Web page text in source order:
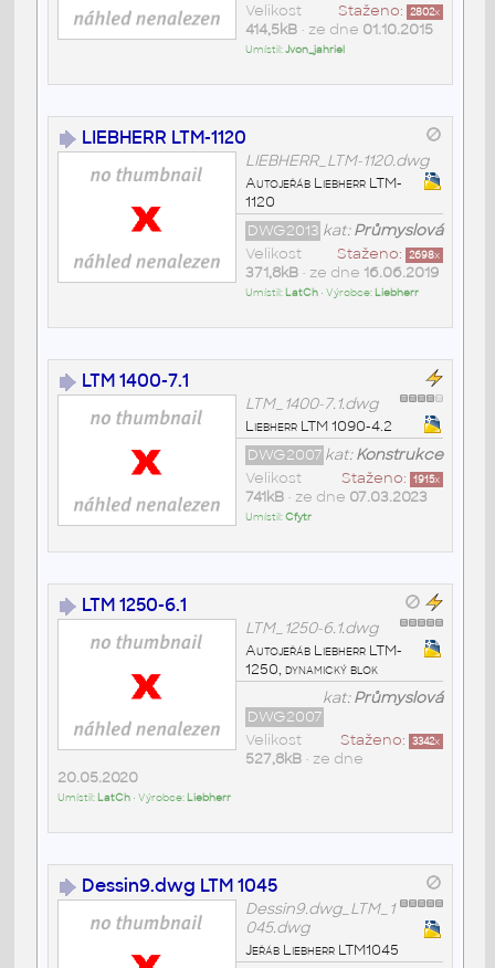
Staženo: 2802x
Velikost
414,5kB• ze dne 01.10.2015
Umístil:Jvon_jahriel
LIEBHERR LTM-1120
LIEBHERR_LTM-1120.dwg
Autojeřáb Liebherr LTM-
1120
kat:Průmyslová
DWG2013
Staženo: 2698x
Velikost
371,8kB• ze dne 16.06.2019
Umístil: LatCh• Výrobce: Liebherr
LTM 1400-7.1
LTM_1400-7.1.dwg
Liebherr LTM 1090-4.2
kat:Konstrukce
DWG2007
Staženo: 1915x
Velikost
741kB• ze dne 07.03.2023
Umístil:Cfytr
LTM 1250-6.1
LTM_1250-6.1.dwg
Autojeřáb Liebherr LTM-
1250, dynamický blok
kat:Průmyslová
DWG2007
Staženo: 3342x
Velikost
527,8kB• ze dne
20.05.2020
Umístil: LatCh• Výrobce: Liebherr
Dessin9.dwg LTM 1045
Dessin9.dwg_LTM_1
045.dwg
Jeřáb Liebherr LTM1045